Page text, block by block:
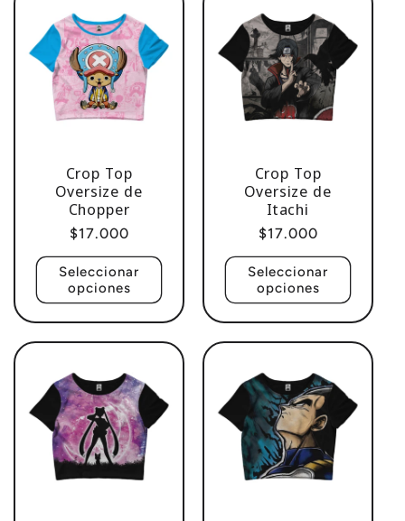
Crop Top
Oversize de
Chopper
Precio
habitual
$17.000
Seleccionar
opciones
Crop Top
Oversize de
Itachi
Precio
habitual
$17.000
Seleccionar
opciones